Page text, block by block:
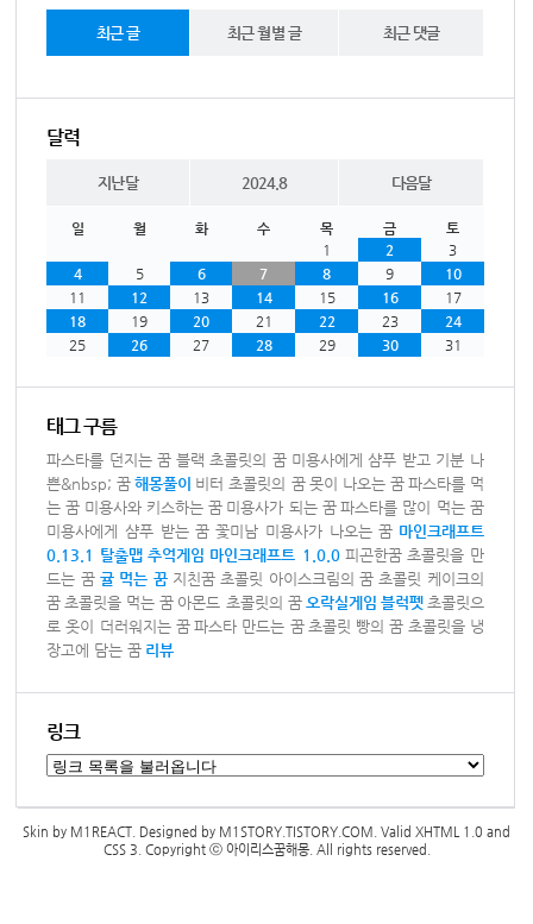
최근 글 최근 월별 글 최근 댓글
달력
지난달 2024.8 다음달
일 월 화 수 목 금
토
1
2
3
4
5 6 7 8 9
10
11
12 13 14 15 16
17
18
19 20 21 22 23
24
25
26 27 28 29 30 31
태그 구름
파스타를 던지는 꿈 블랙 초콜릿의 꿈 미용사에게 샴푸 받고 기분 나
쁜&nbsp; 꿈 해몽풀이 비터 초콜릿의 꿈 못이 나오는 꿈 파스타를 먹
는 꿈 미용사와 키스하는 꿈 미용사가 되는 꿈 파스타를 많이 먹는 꿈
미용사에게 샴푸 받는 꿈 꽃미남 미용사가 나오는 꿈 마인크래프트
0.13.1 탈출맵 추억게임 마인크래프트 1.0.0 피곤한꿈 초콜릿을 만
드는 꿈 귤 먹는 꿈 지친꿈 초콜릿 아이스크림의 꿈 초콜릿 케이크의
꿈 초콜릿을 먹는 꿈 아몬드 초콜릿의 꿈 오락실게임 블럭펫 초콜릿으
로 옷이 더러워지는 꿈 파스타 만드는 꿈 초콜릿 빵의 꿈 초콜릿을 냉
장고에 담는 꿈 리뷰
링크
Skin by M1REACT . Designed by M1STORY.TISTORY.COM . Valid XHTML 1.0 and
CSS 3 . Copyright ⓒ 아이리스꿈해몽. All rights reserved.